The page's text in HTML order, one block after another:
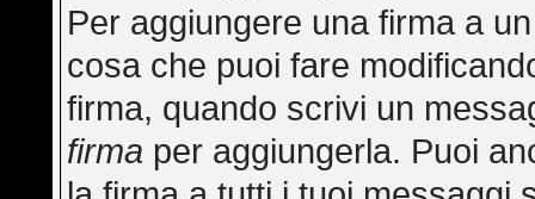
Per aggiungere una firma a
cosa che puoi fare
firma, quando scrivi un
firma per aggiungerla. Puoi